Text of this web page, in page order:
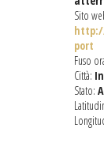
Sito
port
Fuso
Città:
Stato: